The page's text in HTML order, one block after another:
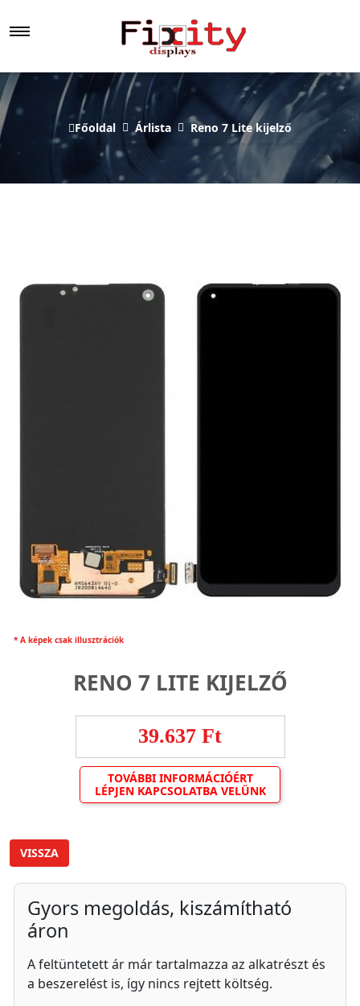
Főoldal Árlista Reno 7 Lite kijelző
* A képek csak illusztrációk
RENO 7 LITE KIJELZŐ
39.637 Ft
TOVÁBBI INFORMÁCIÓÉRT
LÉPJEN KAPCSOLATBA VELÜNK
VISSZA
Gyors megoldás, kiszámítható
áron
A feltüntetett ár már tartalmazza az alkatrészt és
a beszerelést is, így nincs rejtett költség.